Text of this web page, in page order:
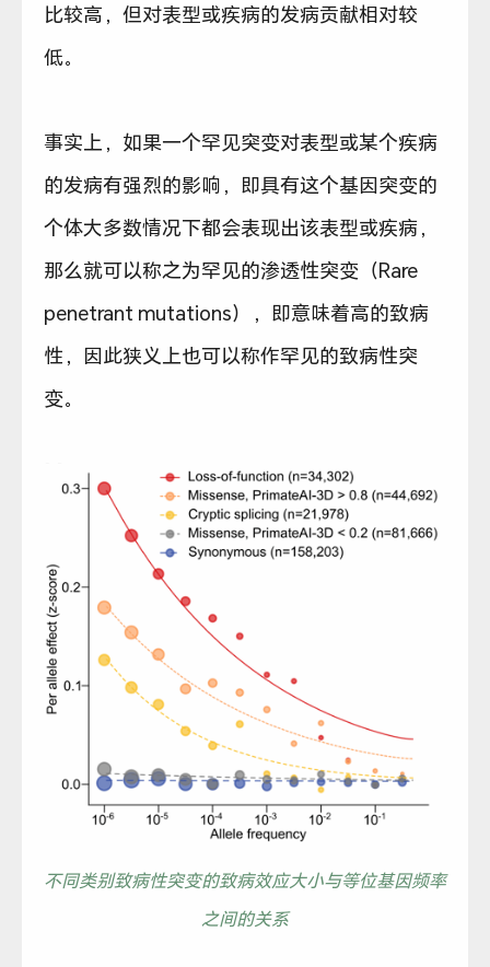
比较高，但对表型或疾病的发病贡献相对较
低。
事实上，如果一个罕见突变对表型或某个疾病
的发病有强烈的影响，即具有这个基因突变的
个体大多数情况下都会表现出该表型或疾病，
那么就可以称之为罕见的渗透性突变（Rare
penetrant mutations），即意味着高的致病
性，因此狭义上也可以称作罕见的致病性突
变。
不同类别致病性突变的致病效应大小与等位基因频率
之间的关系